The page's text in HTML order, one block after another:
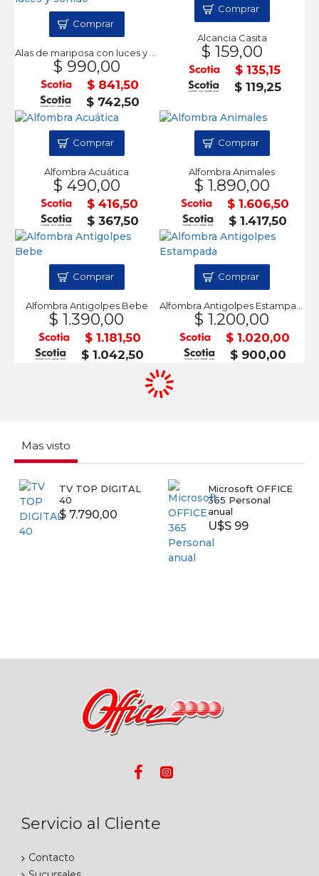
$ 990,00
$ 841,50
$ 742,50
Comprar
Alcancia Casita
$ 159,00
$ 135,15
$ 119,25
Comprar
Alfombra Acuática
$ 490,00
$ 416,50
$ 367,50
Comprar
Alfombra Animales
$ 1.890,00
$ 1.606,50
$ 1.417,50
Comprar
Alfombra Antigolpes Bebe
$ 1.390,00
$ 1.181,50
$ 1.042,50
Comprar
$ 1.200,00
$ 1.020,00
$ 900,00
Comprar
Mas visto
TV TOP DIGITAL
40
$ 7.790,00
Microsoft OFFICE
365 Personal
anual
U$S 99
Servicio al Cliente
Contacto